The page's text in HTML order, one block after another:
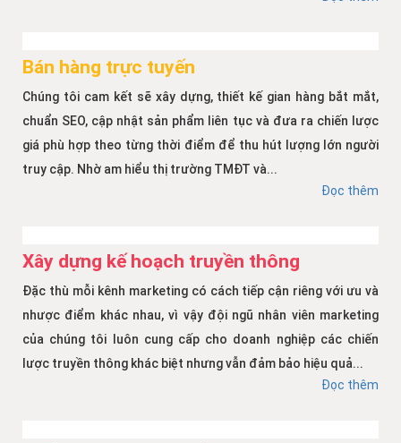
Bán hàng trực tuyến
Chúng tôi cam kết sẽ xây dựng, thiết kế gian hàng bắt mắt,
chuẩn SEO, cập nhật sản phẩm liên tục và đưa ra chiến lược
giá phù hợp theo từng thời điểm để thu hút lượng lớn người
truy cập. Nhờ am hiểu thị trường TMĐT và...
Đọc thêm
Xây dựng kế hoạch truyền thông
Đặc thù mỗi kênh marketing có cách tiếp cận riêng với ưu và
nhược điểm khác nhau, vì vậy đội ngũ nhân viên marketing
của chúng tôi luôn cung cấp cho doanh nghiệp các chiến
lược truyền thông khác biệt nhưng vẫn đảm bảo hiệu quả...
Đọc thêm